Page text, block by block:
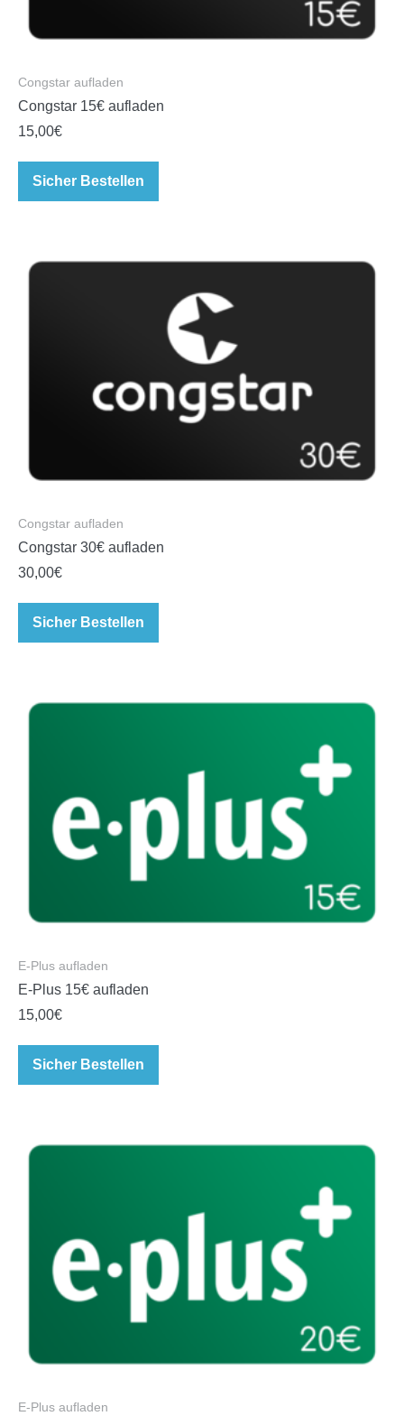
Congstar aufladen
Congstar 15€ aufladen
15,00€
Sicher Bestellen
Congstar aufladen
Congstar 30€ aufladen
30,00€
Sicher Bestellen
E-Plus aufladen
E-Plus 15€ aufladen
15,00€
Sicher Bestellen
E-Plus aufladen